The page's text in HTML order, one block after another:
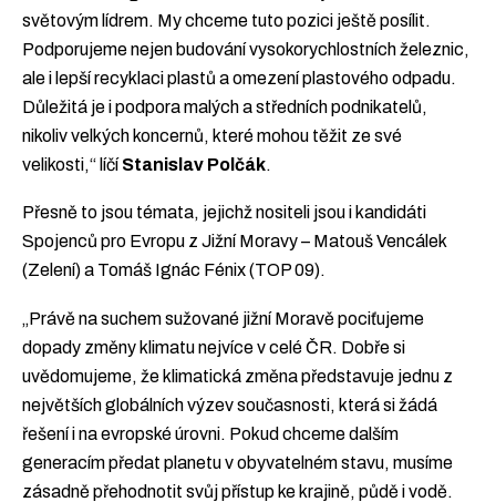
světovým lídrem. My chceme tuto pozici ještě posílit.
Podporujeme nejen budování vysokorychlostních železnic,
ale i lepší recyklaci plastů a omezení plastového odpadu.
Důležitá je i podpora malých a středních podnikatelů,
nikoliv velkých koncernů, které mohou těžit ze své
velikosti,“ líčíStanislav Polčák.
Přesně to jsou témata, jejichž nositeli jsou i kandidáti
Spojenců pro Evropu z Jižní Moravy – Matouš Vencálek
(Zelení) a Tomáš Ignác Fénix (TOP 09).
„Právě na suchem sužované jižní Moravě pociťujeme
dopady změny klimatu nejvíce v celé ČR. Dobře si
uvědomujeme, že klimatická změna představuje jednu z
největších globálních výzev současnosti, která si žádá
řešení i na evropské úrovni. Pokud chceme dalším
generacím předat planetu v obyvatelném stavu, musíme
zásadně přehodnotit svůj přístup ke krajině, půdě i vodě.